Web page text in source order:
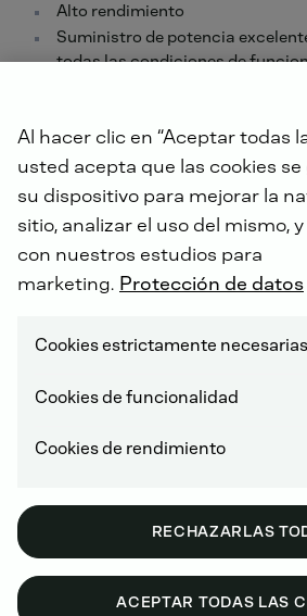
Alto rendimiento
Suministro de potencia
todas las condiciones de
DEUTZ SERVICE
Al hacer clic en “Aceptar todas
usted acepta que las cookies
su dispositivo para mejorar la
sitio, analizar el uso del mismo,
con nuestros estudios para
marketing. Protección de datos
Cookies estrictamente necesarias
Cookies de funcionalidad
Cookies de rendimiento
RECHAZARLAS
ACEPTAR TODAS LAS